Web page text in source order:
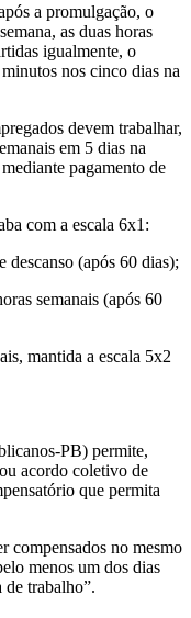
a promulgação, o
as duas horas
igualmente, o
nos cinco dias na
devem trabalhar,
em 5 dias na
pagamento de
com a escala 6x1:
descanso (após 60 dias);
semanais (após 60
mantida a escala 5x2
PB) permite,
acordo coletivo de
que permita
compensados no mesmo
menos um dos dias
trabalho”.